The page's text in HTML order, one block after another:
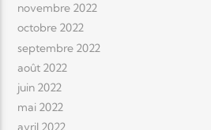
novembre 2022
octobre 2022
septembre 2022
août 2022
juin 2022
mai 2022